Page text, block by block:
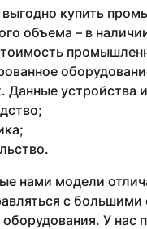
купить
объема – в
Данные устройства
нами модели
с
оборудования. У